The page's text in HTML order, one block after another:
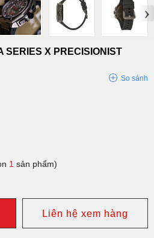
›
SERIES X PRECISIONIST
So sánh
1 sản phẩm)
Liên hệ xem hàng